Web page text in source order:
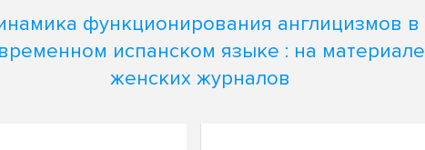
функционирования англицизмов в
испанском языке : на материале
женских журналов